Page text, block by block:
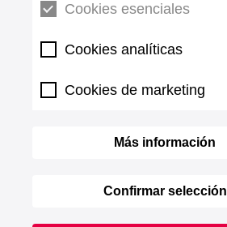
Cookies esenciales
Cookies analíticas
Cookies de marketing
Más información
Confirmar selección